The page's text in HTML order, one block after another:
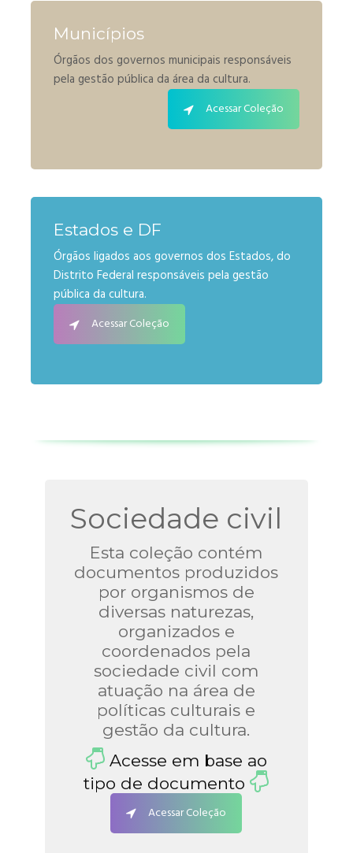
Municípios
Órgãos dos governos municipais responsáveis
pela gestão pública da área da cultura.
Acessar Coleção
Estados e DF
Órgãos ligados aos governos dos Estados, do
Distrito Federal responsáveis pela gestão
pública da cultura.
Acessar Coleção
Sociedade civil
Esta coleção contém
documentos produzidos
por organismos de
diversas naturezas,
organizados e
coordenados pela
sociedade civil com
atuação na área de
políticas culturais e
gestão da cultura.
Acesse em base ao
tipo de documento
Acessar Coleção